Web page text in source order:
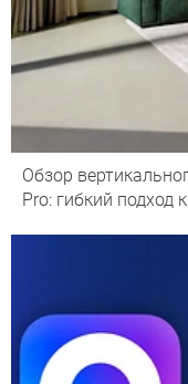
Обзор
Pro: гибкий подход